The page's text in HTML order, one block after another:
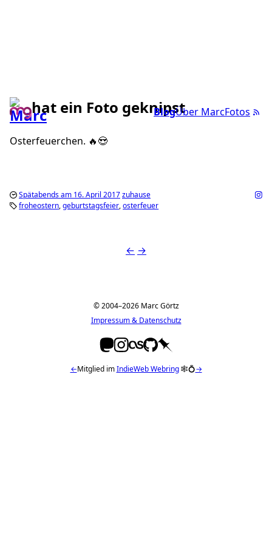
BlogÜber MarcFotos
hat ein Foto geknipst
Osterfeuerchen. 🔥😍
Spätabends am 16. April 2017zuhause
froheostern geburtstagsfeier osterfeuer
← →
© 2004–2026 Marc Görtz
Impressum & Datenschutz
←Mitglied imIndieWeb Webring🕸💍→